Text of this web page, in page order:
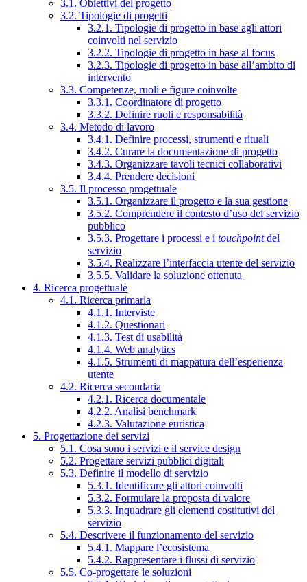
3.1. Obiettivi del progetto
3.2. Tipologie di progetti
3.2.1. Tipologie di progetto in base agli attori
coinvolti nel servizio
3.2.2. Tipologie di progetto in base al focus
3.2.3. Tipologie di progetto in base all’ambito di
intervento
3.3. Competenze, ruoli e figure coinvolte
3.3.1. Coordinatore di progetto
3.3.2. Definire ruoli e responsabilità
3.4. Metodo di lavoro
3.4.1. Definire processi, strumenti e rituali
3.4.2. Curare la documentazione di progetto
3.4.3. Organizzare tavoli tecnici collaborativi
3.4.4. Prendere decisioni
3.5. Il processo progettuale
3.5.1. Organizzare il progetto e la sua gestione
3.5.2. Comprendere il contesto d’uso del servizio
pubblico
3.5.3. Progettare i processi e i touchpointdel
servizio
3.5.4. Realizzare l’interfaccia utente del servizio
3.5.5. Validare la soluzione ottenuta
4. Ricerca progettuale
4.1. Ricerca primaria
4.1.1. Interviste
4.1.2. Questionari
4.1.3. Test di usabilità
4.1.4. Web analytics
4.1.5. Strumenti di mappatura dell’esperienza
utente
4.2. Ricerca secondaria
4.2.1. Ricerca documentale
4.2.2. Analisi benchmark
4.2.3. Valutazione euristica
5. Progettazione dei servizi
5.1. Cosa sono i servizi e il service design
5.2. Progettare servizi pubblici digitali
5.3. Definire il modello di servizio
5.3.1. Identificare gli attori coinvolti
5.3.2. Formulare la proposta di valore
5.3.3. Inquadrare gli elementi costitutivi del
servizio
5.4. Descrivere il funzionamento del servizio
5.4.1. Mappare l’ecosistema
5.4.2. Rappresentare i flussi di servizio
5.5. Co-progettare le soluzioni